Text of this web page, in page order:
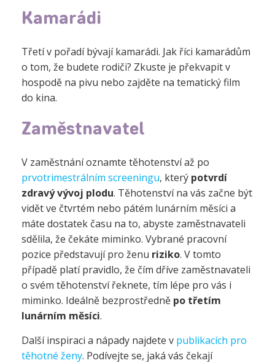
Kamarádi
Třetí v pořadí bývají kamarádi. Jak říci kamarádům
o tom, že budete rodiči? Zkuste je překvapit v
hospodě na pivu nebo zajděte na tematický film
do kina.
Zaměstnavatel
V zaměstnání oznamte těhotenství až po
prvotrimestrálním screeningu, který potvrdí
zdravý vývoj plodu. Těhotenství na vás začne být
vidět ve čtvrtém nebo pátém lunárním měsíci a
máte dostatek času na to, abyste zaměstnavateli
sdělila, že čekáte miminko. Vybrané pracovní
pozice představují pro ženu riziko. V tomto
případě platí pravidlo, že čím dříve zaměstnavateli
o svém těhotenství řeknete, tím lépe pro vás i
miminko. Ideálně bezprostředně po třetím
lunárním měsíci.
Další inspiraci a nápady najdete v publikacích pro
těhotné ženy. Podívejte se, jaká vás čekají